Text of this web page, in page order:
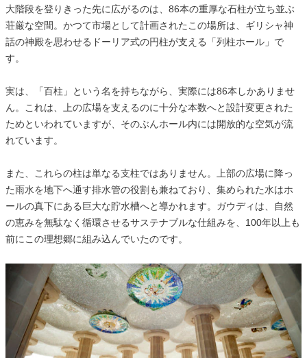
大階段を登りきった先に広がるのは、86本の重厚な石柱が立ち並ぶ
荘厳な空間。かつて市場として計画されたこの場所は、ギリシャ神
話の神殿を思わせるドーリア式の円柱が支える「列柱ホール」で
す。
実は、「百柱」という名を持ちながら、実際には86本しかありませ
ん。これは、上の広場を支えるのに十分な本数へと設計変更された
ためといわれていますが、そのぶんホール内には開放的な空気が流
れています。
また、これらの柱は単なる支柱ではありません。上部の広場に降っ
た雨水を地下へ通す排水管の役割も兼ねており、集められた水はホ
ールの真下にある巨大な貯水槽へと導かれます。ガウディは、自然
の恵みを無駄なく循環させるサステナブルな仕組みを、100年以上も
前にこの理想郷に組み込んでいたのです。